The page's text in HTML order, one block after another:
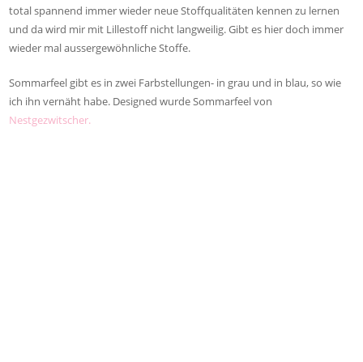
total spannend immer wieder neue Stoffqualitäten kennen zu lernen
und da wird mir mit Lillestoff nicht langweilig. Gibt es hier doch immer
wieder mal aussergewöhnliche Stoffe.
Sommarfeel gibt es in zwei Farbstellungen- in grau und in blau, so wie
ich ihn vernäht habe. Designed wurde Sommarfeel von
Nestgezwitscher.